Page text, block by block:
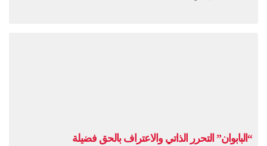
“البابوان” التحرر الذاتي والاعتراف بالحق فضيلة